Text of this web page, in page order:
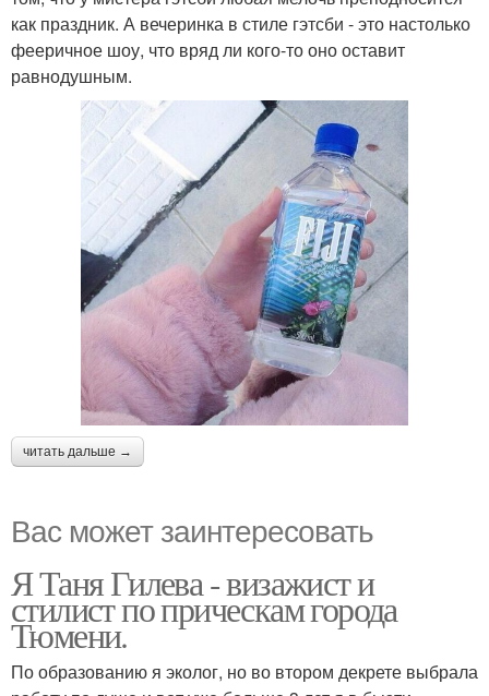
как праздник. А вечеринка в стиле гэтсби - это настолько
фееричное шоу, что вряд ли кого-то оно оставит
равнодушным.
читать дальше →
Вас может заинтересовать
Я Таня Гилева - визажист и
стилист по прическам города
Тюмени.
По образованию я эколог, но во втором декрете выбрала